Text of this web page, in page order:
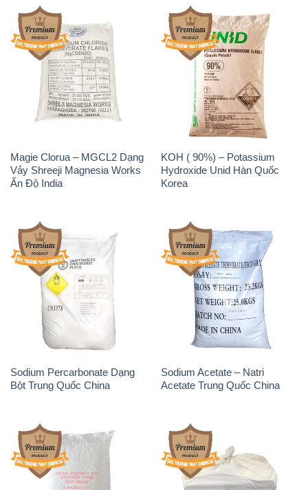
Magie Clorua – MGCL2 Dạng
Vảy Shreeji Magnesia Works
Ấn Độ India
KOH ( 90%) – Potassium
Hydroxide Unid Hàn Quốc
Korea
Sodium Percarbonate Dạng
Bột Trung Quốc China
Sodium Acetate – Natri
Acetate Trung Quốc China